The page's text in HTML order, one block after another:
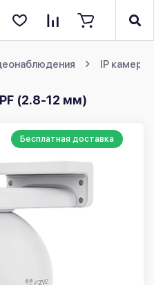
IP камеры
(2.8-12 мм)
Бесплатная доставка